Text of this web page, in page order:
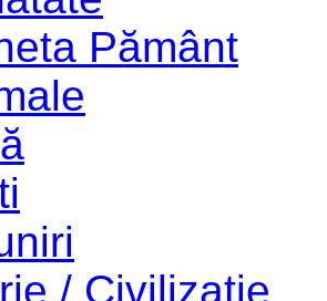
Pământ
/ Civilizaţie